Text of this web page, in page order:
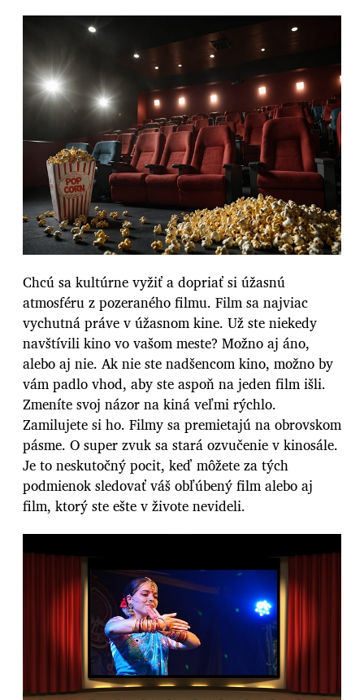
Chcú sa kultúrne vyžiť a dopriať si úžasnú
atmosféru z pozeraného filmu. Film sa najviac
vychutná práve v úžasnom kine. Už ste niekedy
navštívili kino vo vašom meste? Možno aj áno,
alebo aj nie. Ak nie ste nadšencom kino, možno by
vám padlo vhod, aby ste aspoň na jeden film išli.
Zmeníte svoj názor na kiná veľmi rýchlo.
Zamilujete si ho. Filmy sa premietajú na obrovskom
pásme. O super zvuk sa stará ozvučenie v kinosále.
Je to neskutočný pocit, keď môžete za tých
podmienok sledovať váš obľúbený film alebo aj
film, ktorý ste ešte v živote nevideli.